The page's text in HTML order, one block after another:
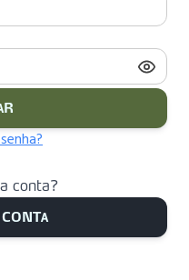
conta?